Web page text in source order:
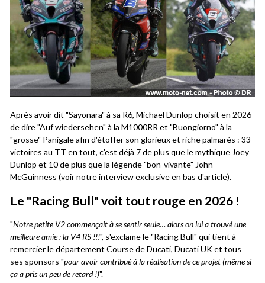
Après avoir dit "Sayonara" à sa R6, Michael Dunlop choisit en 2026
de dire "Auf wiedersehen" à la M1000RR et "Buongiorno" à la
"grosse" Panigale afin d'étoffer son glorieux et riche palmarès : 33
victoires au TT en tout, c'est déjà 7 de plus que le mythique Joey
Dunlop et 10 de plus que la légende "bon-vivante" John
McGuinness (voir notre interview exclusive en bas d'article).
Le "Racing Bull" voit tout rouge en 2026 !
"Notre petite V2 commençait à se sentir seule… alors on lui a trouvé une
meilleure amie : la V4 RS !!!", s'exclame le "Racing Bull" qui tient à
remercier le département Course de Ducati, Ducati UK et tous
ses sponsors "pour avoir contribué à la réalisation de ce projet (même si
ça a pris un peu de retard !)".